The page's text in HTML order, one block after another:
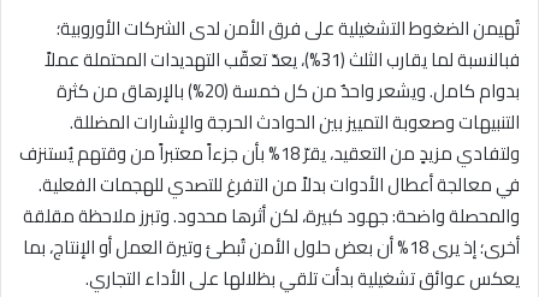
تُهيمن الضغوط التشغيلية على فرق الأمن لدى الشركات الأوروبية؛
فبالنسبة لما يقارب الثلث (31%)، يعدّ تعقّب التهديدات المحتملة عملاً
بدوام كامل. ويشعر واحدٌ من كل خمسة (20%) بالإرهاق من كثرة
التنبيهات وصعوبة التمييز بين الحوادث الحرجة والإشارات المضللة.
ولتفادي مزيدٍ من التعقيد، يقرّ 18% بأن جزءاً معتبراً من وقتهم يُستنزف
في معالجة أعطال الأدوات بدلاً من التفرغ للتصدي للهجمات الفعلية.
والمحصلة واضحة: جهود كبيرة، لكن أثرها محدود. وتبرز ملاحظة مقلقة
أخرى؛ إذ يرى 18% أن بعض حلول الأمن تُبطئ وتيرة العمل أو الإنتاج، بما
يعكس عوائق تشغيلية بدأت تلقي بظلالها على الأداء التجاري.